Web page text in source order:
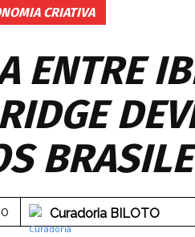
CRIATIVA
ENTRE
Curadoria BILOTO